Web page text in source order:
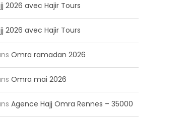
2026 avec Hajir Tours
2026 avec Hajir Tours
Omra ramadan 2026
Omra mai 2026
Agence Hajj Omra Rennes – 35000